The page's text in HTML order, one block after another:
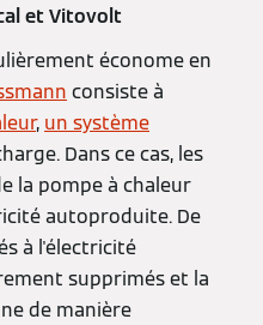
et Vitovolt
économe en
consiste à
, un système
Dans ce cas, les
la pompe à chaleur
autoproduite. De
à l'électricité
supprimés et la
de manière